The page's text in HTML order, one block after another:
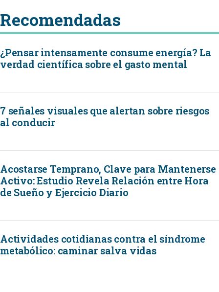
Recomendadas
¿Pensar intensamente consume energía? La
verdad científica sobre el gasto mental
7 señales visuales que alertan sobre riesgos
al conducir
Acostarse Temprano, Clave para Mantenerse
Activo: Estudio Revela Relación entre Hora
de Sueño y Ejercicio Diario
Actividades cotidianas contra el síndrome
metabólico: caminar salva vidas